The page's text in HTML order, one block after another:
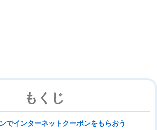
もくじ
でインターネットクーポンをもらおう